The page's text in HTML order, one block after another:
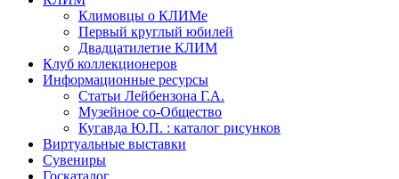
Климовцы о КЛИМе
Первый круглый юбилей
Двадцатилетие КЛИМ
Клуб коллекционеров
Информационные ресурсы
Статьи Лейбензона Г.А.
Музейное со-Общество
Кугавда Ю.П. : каталог рисунков
Виртуальные выставки
Сувениры
Госкаталог